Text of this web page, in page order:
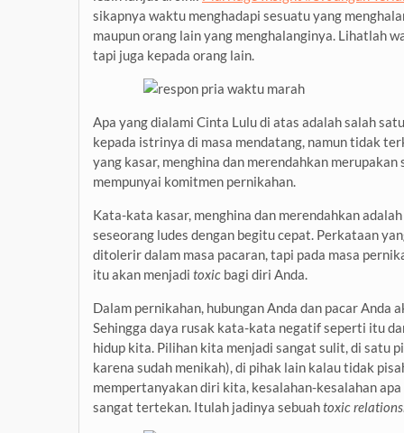
sikapnya waktu menghadapi sesuatu yang
maupun orang lain yang menghalanginya. Lihatlah
tapi juga kepada orang lain.
Apa yang dialami Cinta Lulu di atas adalah salah
kepada istrinya di masa mendatang, namun tidak
yang kasar, menghina dan merendahkan
mempunyai komitmen pernikahan.
Kata-kata kasar, menghina dan merendahkan
seseorang ludes dengan begitu cepat. Perkataan
ditolerir dalam masa pacaran, tapi pada masa
itu akan menjadi toxic bagi diri Anda.
Dalam pernikahan, hubungan Anda dan pacar
Sehingga daya rusak kata-kata negatif seperti itu
hidup kita. Pilihan kita menjadi sangat sulit, di satu
karena sudah menikah), di pihak lain kalau tidak
mempertanyakan diri kita, kesalahan-kesalahan
sangat tertekan. Itulah jadinya sebuahtoxic